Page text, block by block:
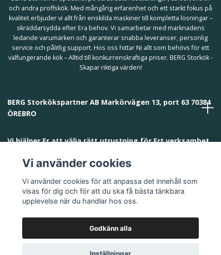
och andra proffskök. Med mångårig erfarenhet och ett starkt fokus på
kvalitet erbjuder vi allt från enskilda maskiner till kompletta lösningar –
skräddarsydda efter Era behov. Vi samarbetar med marknadens
ledande varumärken och garanterar snabba leveranser, personlig
service och pålitlig support. Hos oss hittar Ni allt som behövs för ett
välfungerande kök – Alltid till konkurrenskraftiga priser. BERG Storkök -
Skapar riktiga värden!
BERG Storkökspartner AB Markörvägen 13, port 63 70384
ÖREBRO
Vi hjälper Er att välja rätt utrustning för Ert verksamhet
© 2026 BERG Storkökspartner AB
Vi använder cookies
Vi använder cookies för att anpassa det innehåll som
visas för dig och för att du ska få bästa tänkbara
upplevelse när du handlar hos oss.
Godkänn alla